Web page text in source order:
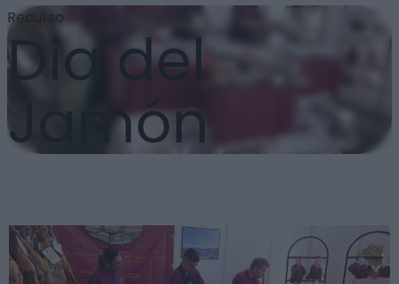
Recurso
Dia del
Jamón